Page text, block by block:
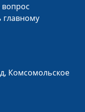
вопрос
главному
Комсомольское